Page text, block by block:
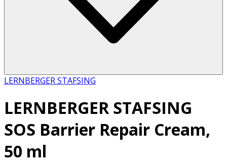
LERNBERGER STAFSING
LERNBERGER STAFSING
SOS Barrier Repair Cream,
50 ml